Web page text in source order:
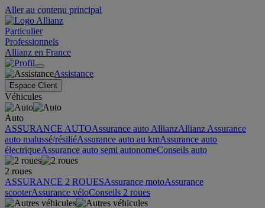
Aller au contenu principal
Particulier
Professionnels
Allianz en France
Assistance
Espace Client
Véhicules
Auto
ASSURANCE AUTOAssurance auto AllianzAllianz Assurance
auto malussé/résiliéAssurance auto au kmAssurance auto
électriqueAssurance auto semi autonomeConseils auto
2 roues
ASSURANCE 2 ROUESAssurance motoAssurance
scooterAssurance véloConseils 2 roues